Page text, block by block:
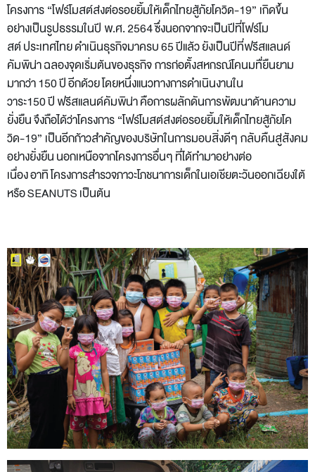
โครงการ“โฟร์โมสต์ส่งต่อรอยยิ้มให้เด็กไทยสู้ภัยโควิด-19” เกิดขึ้น
อย่างเป็นรูปธรรมในปี พ.ศ. 2564 ซึ่งนอกจากจะเป็นปีที่โฟร์โม
สต์ ประเทศไทย ดำเนินธุรกิจมาครบ 65 ปีแล้ว ยังเป็นปีที่ฟรีสแลนด์
คัมพิน่า ฉลองจุดเริ่มต้นของธุรกิจ การก่อตั้งสหกรณ์โคนมทื่ยืนยาม
มากว่า 150 ปี อีกด้วย โดยหนึ่งแนวทางการดำเนินงานใน
วาระ150 ปี ฟรีสแลนด์คัมพิน่า คือการผลักดันการพัฒนาด้านความ
ยั่งยืน จึงถือได้ว่าโครงการ“โฟร์โมสต์ส่งต่อรอยยิ้มให้เด็กไทยสู้ภัยโค
วิด-19” เป็นอีกก้าวสำคัญของบริษัทในการมอบสิ่งดีๆ กลับคืนสู่สังคม
อย่างยั่งยืน นอกเหนือจากโครงการอื่นๆ ที่ได้ทำมาอย่างต่อ
เนื่อง อาทิ โครงการสำรวจภาวะโภชนาการเด็กในเอเชียตะวันออกเฉียงใต้
หรือ SEANUTS เป็นต้น